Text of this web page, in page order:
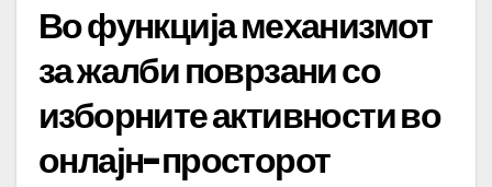
Во функција механизмот
за жалби поврзани со
изборните активности во
онлајн-просторот